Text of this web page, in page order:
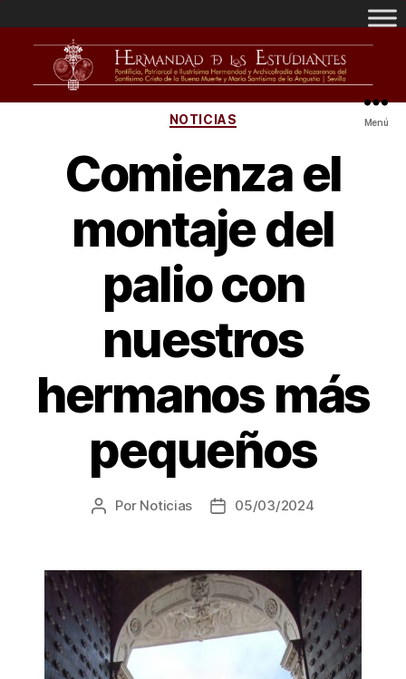
Menú
NOTICIAS
Comienza el
montaje del
palio con
nuestros
hermanos más
pequeños
Por Noticias 05/03/2024